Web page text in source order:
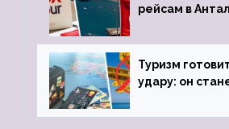
рейсам в
Туризм
удару: он